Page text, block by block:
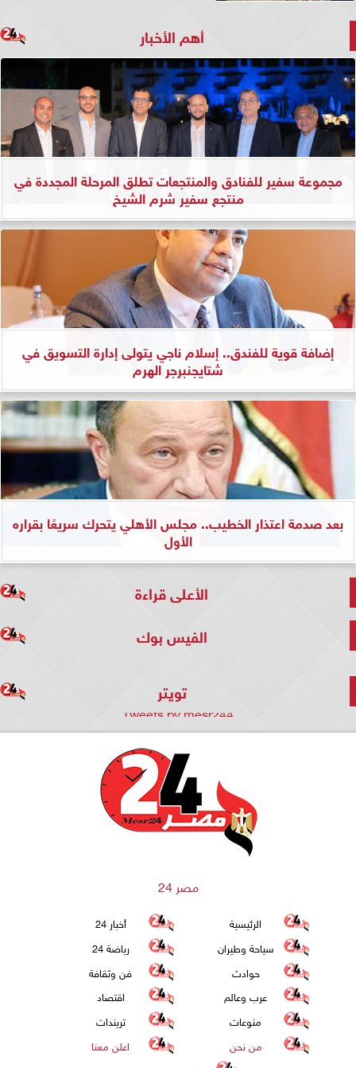
أهم الأخبار
مجموعة سفير للفنادق والمنتجعات تطلق المرحلة المجددة في
منتجع سفير شرم الشيخ
إضافة قوية للفندق.. إسلام ناجي يتولى إدارة التسويق في
شتايجنبرجر الهرم
بعد صدمة اعتذار الخطيب.. مجلس الأهلي يتحرك سريعًا بقراره
الأول
الأعلى قراءة
الفيس بوك
تويتر
Tweets by mesr244
مصر 24
الرئيسية
أخبار 24
سياحة وطيران
رياضة 24
حوادث
فن وثقافة
عرب وعالم
اقتصاد
منوعات
تريندات
من نحن
اعلن معنا